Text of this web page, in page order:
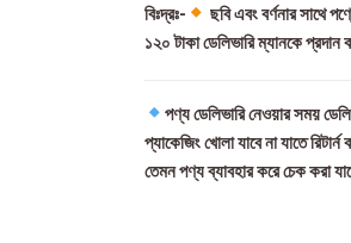
বিঃদ্রঃ-
ছবি এবং বর্ণনার সাথে
১২০ টাকা ডেলিভারি ম্যানকে প্রদান
পণ্য ডেলিভারি নেওয়ার সময়
প্যাকেজিং খোলা যাবে না যাতে
তেমন পণ্য ব্যাবহার করে চেক করা